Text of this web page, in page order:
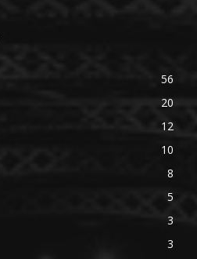
56
20
12
10
8
5
3
3